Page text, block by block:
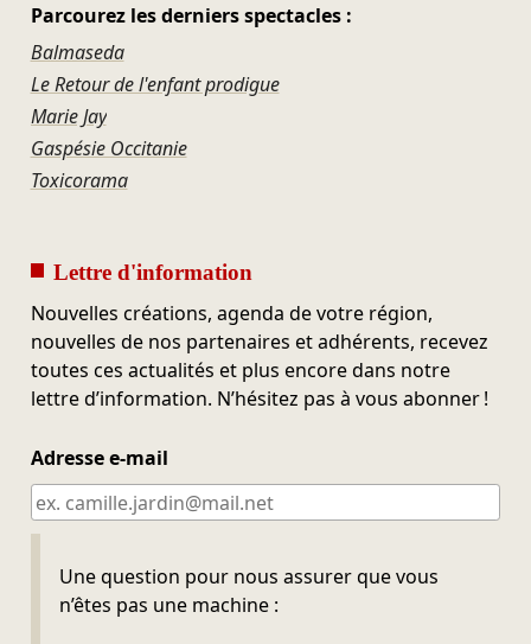
Parcourez les derniers spectacles :
Balmaseda
Le Retour de l'enfant prodigue
Marie Jay
Gaspésie Occitanie
Toxicorama
Lettre d'information
Nouvelles créations, agenda de votre région,
nouvelles de nos partenaires et adhérents, recevez
toutes ces actualités et plus encore dans notre
lettre d’information. N’hésitez pas à vous abonner !
Adresse e-mail
Une question pour nous assurer que vous
n’êtes pas une machine :
Ne pas remplir